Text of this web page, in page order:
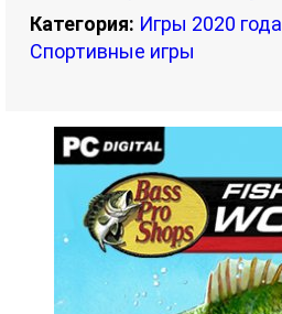
Категория: Игры 2020 года
Спортивные игры